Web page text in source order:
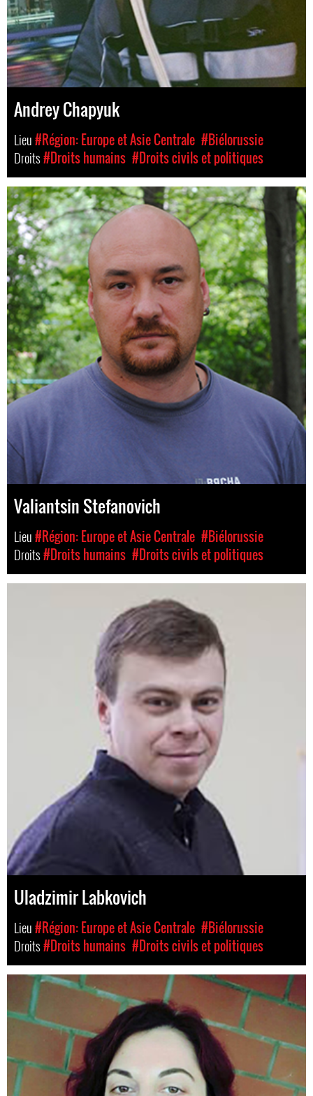
Andrey Chapyuk
Lieu#Région: Europe et Asie Centrale #Biélorussie
Droits#Droits humains #Droits civils et politiques
Valiantsin Stefanovich
Lieu#Région: Europe et Asie Centrale #Biélorussie
Droits#Droits humains #Droits civils et politiques
Uladzimir Labkovich
Lieu#Région: Europe et Asie Centrale #Biélorussie
Droits#Droits humains #Droits civils et politiques